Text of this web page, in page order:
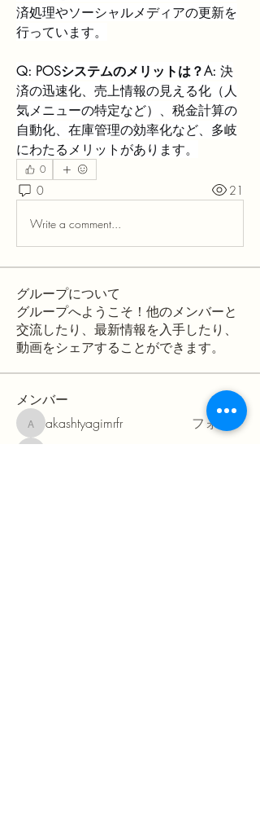
済処理やソーシャルメディアの更新を
行っています。
Q: POSシステムのメリットは？A: 決
済の迅速化、売上情報の見える化（人
気メニューの特定など）、税金計算の
自動化、在庫管理の効率化など、多岐
にわたるメリットがあります。
0
0 21
Write a comment...
グループについて
グループへようこそ！他のメンバーと
交流したり、最新情報を入手したり、
動画をシェアすることができます。
メンバー
akashtyagimrfr
akashtyagimrfr フォロー